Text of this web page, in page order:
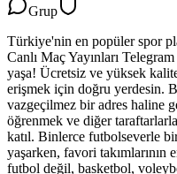
Grup
Türkiye'nin en popüler spor
Canlı Maç Yayınları
yaşa! Ücretsiz ve yüksek
erişmek için doğru yerdesin.
vazgeçilmez bir adres haline
öğrenmek ve diğer
katıl. Binlerce futbolseverle
yaşarken, favori takımlarının
futbol değil, basketbol,